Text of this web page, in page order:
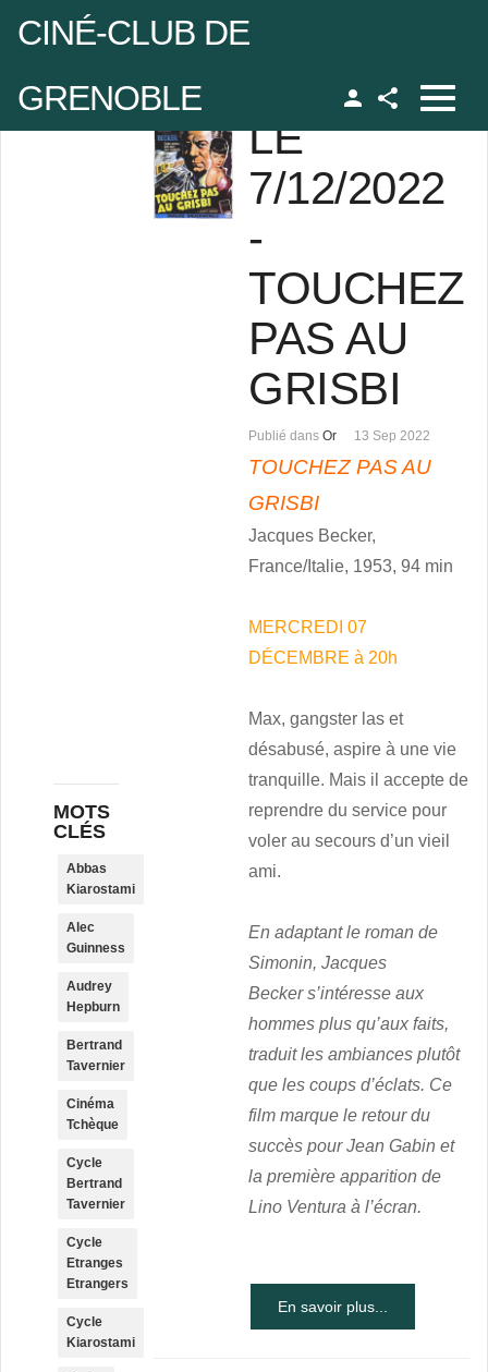
CINÉ-CLUB DE
GRENOBLE
Facebook LE
7/12/2022
-
TOUCHEZ
PAS AU
GRISBI
Publié dans Or 13 Sep 2022
TOUCHEZ PAS AU
GRISBI
Jacques Becker,
France/Italie, 1953, 94 min
MERCREDI 07
DÉCEMBRE à 20h
Max, gangster las et
désabusé, aspire à une vie
tranquille. Mais il accepte de
reprendre du service pour
voler au secours d’un vieil
ami.
En adaptant le roman de
Simonin, Jacques
Becker s’intéresse aux
hommes plus qu’aux faits,
traduit les ambiances plutôt
que les coups d’éclats. Ce
film marque le retour du
succès pour Jean Gabin et
la première apparition de
Lino Ventura à l’écran.
En savoir plus...
MOTS
CLÉS
Abbas
Kiarostami
Alec
Guinness
Audrey
Hepburn
Bertrand
Tavernier
Cinéma
Tchèque
Cycle
Bertrand
Tavernier
Cycle
Etranges
Etrangers
Cycle
Kiarostami